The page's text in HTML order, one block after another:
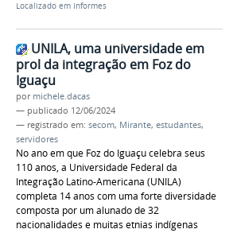
Localizado em Informes
UNILA, uma universidade em
prol da integração em Foz do
Iguaçu
por michele.dacas
— publicado 12/06/2024
— registrado em: secom, Mirante, estudantes,
servidores
No ano em que Foz do Iguaçu celebra seus
110 anos, a Universidade Federal da
Integração Latino-Americana (UNILA)
completa 14 anos com uma forte diversidade
composta por um alunado de 32
nacionalidades e muitas etnias indígenas